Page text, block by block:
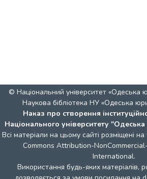
© Національний університет «Одеська
Наукова бібліотека НУ «Одеська
Наказ про створення
Національного університету
Всі матеріали на цьому сайті розміщені на
Commons Attribution-
International.
Використання будь-яких матеріалів,